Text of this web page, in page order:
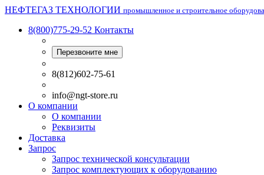
НЕФТЕГАЗ ТЕХНОЛОГИИ промышленное и строительное
8(800)775-29-52 Контакты
Перезвоните мне
8(812)602-75-61
info@ngt-store.ru
О компании
О компании
Реквизиты
Доставка
Запрос
Запрос технической консультации
Запрос комплектующих к оборудованию